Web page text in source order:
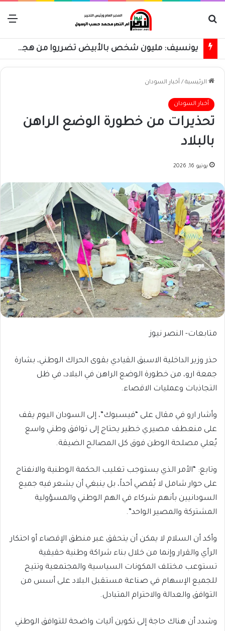
مباحثات سودانية مصرية بشأن تطورات الأوضاع بالسودان
الرئيسية / أخبار السودان
أخبار السودان
تحذيرات من خطورة الوضع الراهن
بالبلاد
يونيو 16, 2026
متابعات- النصر نيوز
حذر وزير الداخلية الاسبق القيادي بقوى الحراك الوطني، بشارة
جمعة ارو، من خطورة الوضع الراهن في البلاد، في ظل
التجاذبات وعمليات الاقصاء.
وأشار ارو في مقال على “فيسبوك”، إلى السودان اليوم يقف
على منعطف مصيري خطير يحتاج إلى توافق وطني واسع
يُعلي مصلحة الوطن فوق كل المصالح الضيقة.
وتابع: “الأمر الذي يستوجب تغليب الحكمة الوطنية والانفتاح
على حوار شامل لا يُقصي أحداً، بل ينبغي أن يشعر فيه جميع
السودانيين بأنهم شركاء في الهم الوطني والمسؤولية
المشتركة والمصير الواحد”.
وأكد أن السلام لا يمكن أن يتحقق عبر منطق الإقصاء أو احتكار
الرأي والقرار وإنما من خلال بناء شراكة وطنية حقيقية
تستوعب مختلف المكونات السياسية والمجتمعية وتتيح
للجميع الإسهام في صناعة مستقبل البلاد على أسس من
التوافق والعدالة والاحترام المتبادل.
وشدد أن هناك حاجة إلى تكوين آليات واضحة للتوافق الوطني